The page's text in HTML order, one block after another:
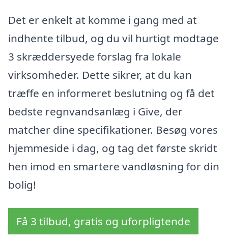
Det er enkelt at komme i gang med at
indhente tilbud, og du vil hurtigt modtage
3 skræddersyede forslag fra lokale
virksomheder. Dette sikrer, at du kan
træffe en informeret beslutning og få det
bedste regnvandsanlæg i Give, der
matcher dine specifikationer. Besøg vores
hjemmeside i dag, og tag det første skridt
hen imod en smartere vandløsning for din
bolig!
Få 3 tilbud, gratis og uforpligtende